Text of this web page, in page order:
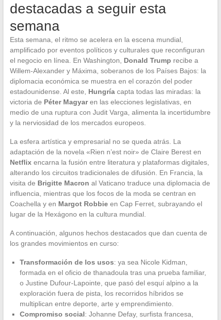
destacadas a seguir esta
semana
Esta semana, el ritmo se acelera en la escena mundial,
amplificado por eventos políticos y culturales que reconfiguran
el negocio en línea. En Washington, Donald Trump recibe a
Willem-Alexander y Máxima, soberanos de los Países Bajos: la
diplomacia económica se muestra en el corazón del poder
estadounidense. Al este, Hungríacapta todas las miradas: la
victoria de Péter Magyaren las elecciones legislativas, en
medio de una ruptura con Judit Varga, alimenta la incertidumbre
y la nerviosidad de los mercados europeos.
La esfera artística y empresarial no se queda atrás. La
adaptación de la novela «Rien n’est noir» de Claire Berest en
Netflixencarna la fusión entre literatura y plataformas digitales,
alterando los circuitos tradicionales de difusión. En Francia, la
visita de Brigitte Macron al Vaticano traduce una diplomacia de
influencia, mientras que los focos de la moda se centran en
Coachella y en Margot Robbieen Cap Ferret, subrayando el
lugar de la Hexágono en la cultura mundial.
A continuación, algunos hechos destacados que dan cuenta de
los grandes movimientos en curso:
Transformación de los usos: ya sea Nicole Kidman,
formada en el oficio de thanadoula tras una prueba familiar,
o Justine Dufour-Lapointe, que pasó del esquí alpino a la
exploración fuera de pista, los recorridos híbridos se
multiplican entre deporte, arte y emprendimiento.
Compromiso social: Johanne Defay, surfista francesa,